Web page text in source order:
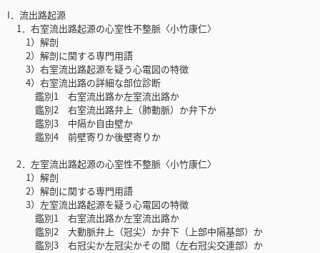
I．流出路起源
1．右室流出路起源の心室性不整脈〈小竹康仁〉
1）解剖
2）解剖に関する専門用語
3）右室流出路起源を疑う心電図の特徴
4）右室流出路の詳細な部位診断
鑑別1 右室流出路か左室流出路か
鑑別2 右室流出路弁上（肺動脈）か弁下か
鑑別3 中隔か自由壁か
鑑別4 前壁寄りか後壁寄りか
2．左室流出路起源の心室性不整脈〈小竹康仁〉
1）解剖
2）解剖に関する専門用語
3）左室流出路起源を疑う心電図の特徴
鑑別1 右室流出路か左室流出路か
鑑別2 大動脈弁上（冠尖）か弁下（上部中隔基部）か
鑑別3 右冠尖か左冠尖かその間（左右冠尖交連部）か